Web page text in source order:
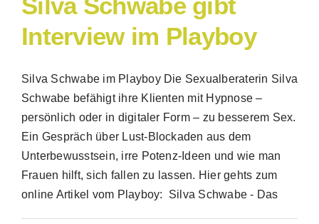
Interview im Playboy
Silva Schwabe im Playboy Die Sexualberaterin Silva
Schwabe befähigt ihre Klienten mit Hypnose –
persönlich oder in digitaler Form – zu besserem Sex.
Ein Gespräch über Lust-Blockaden aus dem
Unterbewusstsein, irre Potenz-Ideen und wie man
Frauen hilft, sich fallen zu lassen. Hier gehts zum
online Artikel vom Playboy: Silva Schwabe - Das